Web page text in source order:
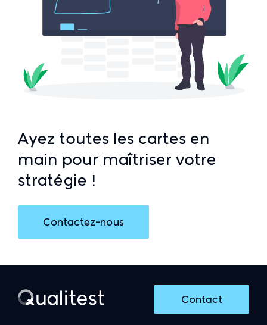
Ayez toutes les cartes en
main pour maîtriser votre
stratégie !
Contactez-nous
Contact